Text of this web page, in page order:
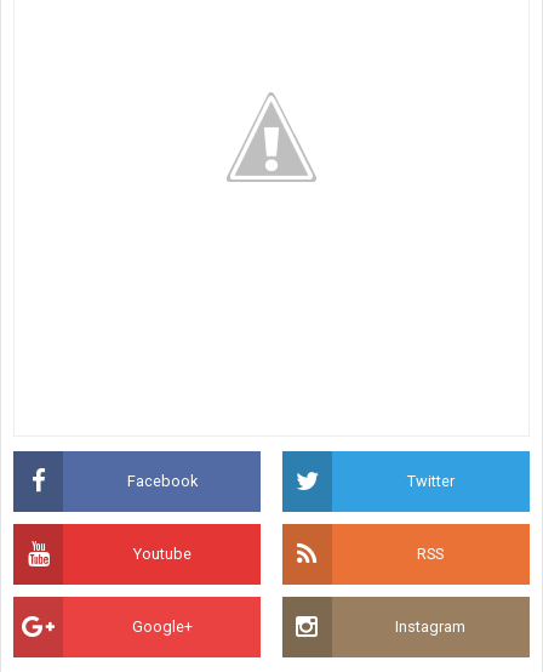
Facebook Twitter
Youtube RSS
Google+ Instagram